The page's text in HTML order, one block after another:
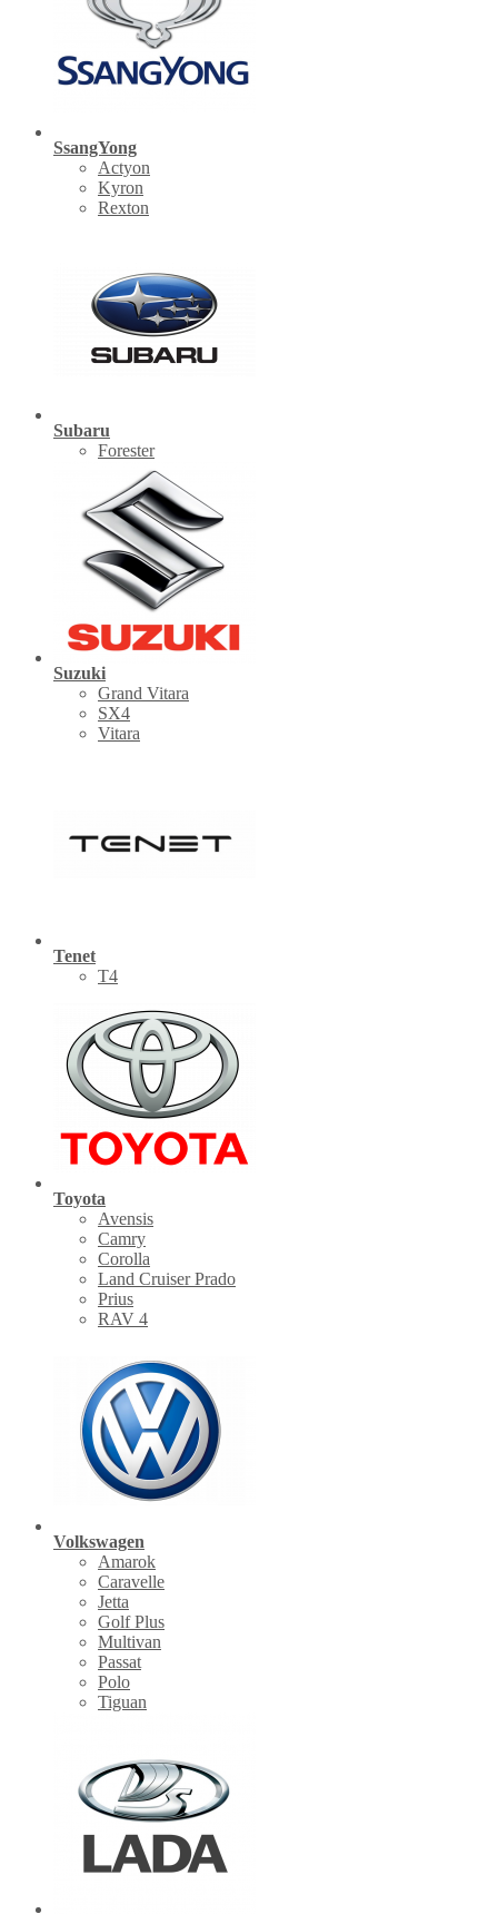
SsangYong
Actyon
Kyron
Rexton
Subaru
Forester
Suzuki
Grand Vitara
SX4
Vitara
Tenet
Т4
Toyota
Avensis
Camry
Corolla
Land Cruiser Prado
Prius
RAV 4
Volkswagen
Amarok
Caravelle
Jetta
Golf Plus
Multivan
Passat
Polo
Tiguan